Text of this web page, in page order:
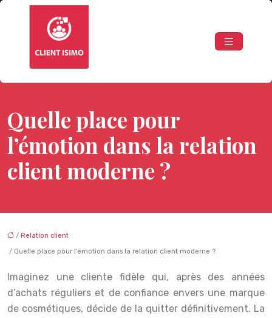
Quelle place pour
l’émotion dans la relation
client moderne ?
/ Relation client
/ Quelle place pour l’émotion dans la relation client moderne ?
Imaginez une cliente fidèle qui, après des années
d’achats réguliers et de confiance envers une marque
de cosmétiques, décide de la quitter définitivement. La